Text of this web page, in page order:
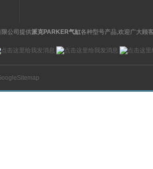
限公司提供派克PARKER气缸各种型号产品,欢迎广大顾